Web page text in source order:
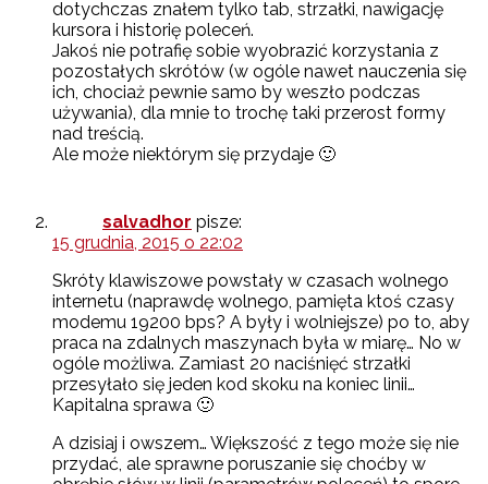
dotychczas znałem tylko tab, strzałki, nawigację
kursora i historię poleceń.
Jakoś nie potrafię sobie wyobrazić korzystania z
pozostałych skrótów (w ogóle nawet nauczenia się
ich, chociaż pewnie samo by weszło podczas
używania), dla mnie to trochę taki przerost formy
nad treścią.
Ale może niektórym się przydaje 🙂
salvadhor pisze:
15 grudnia, 2015 o 22:02
Skróty klawiszowe powstały w czasach wolnego
internetu (naprawdę wolnego, pamięta ktoś czasy
modemu 19200 bps? A były i wolniejsze) po to, aby
praca na zdalnych maszynach była w miarę… No w
ogóle możliwa. Zamiast 20 naciśnięć strzałki
przesyłało się jeden kod skoku na koniec linii…
Kapitalna sprawa 🙂
A dzisiaj i owszem… Większość z tego może się nie
przydać, ale sprawne poruszanie się choćby w